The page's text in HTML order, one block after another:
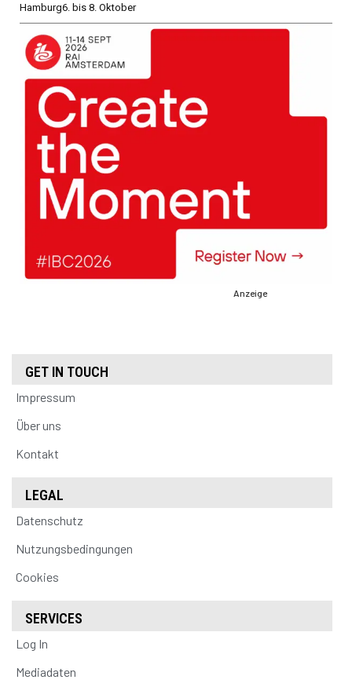
Hamburg6. bis 8. Oktober
Anzeige
GET IN TOUCH
Impressum
Über uns
Kontakt
LEGAL
Datenschutz
Nutzungsbedingungen
Cookies
SERVICES
Log In
Mediadaten